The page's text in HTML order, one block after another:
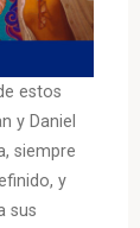
estos
y Daniel
siempre
y
sus